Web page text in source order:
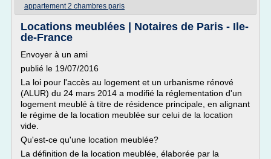
appartement 2 chambres paris
Locations meublées | Notaires de Paris - Ile-
de-France
Envoyer à un ami
publié le 19/07/2016
La loi pour l'accès au logement et un urbanisme rénové
(ALUR) du 24 mars 2014 a modifié la réglementation d'un
logement meublé à titre de résidence principale, en alignant
le régime de la location meublée sur celui de la location
vide.
Qu'est-ce qu'une location meublée?
La définition de la location meublée, élaborée par la